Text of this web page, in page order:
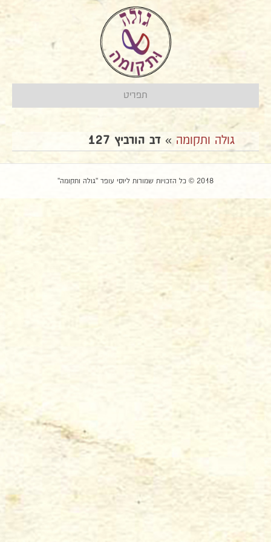
תפריט
גולה ותקומה » דב הורביץ 127
2018 © כל הזכויות שמורות ליוסי עופר "גולה ותקומה"